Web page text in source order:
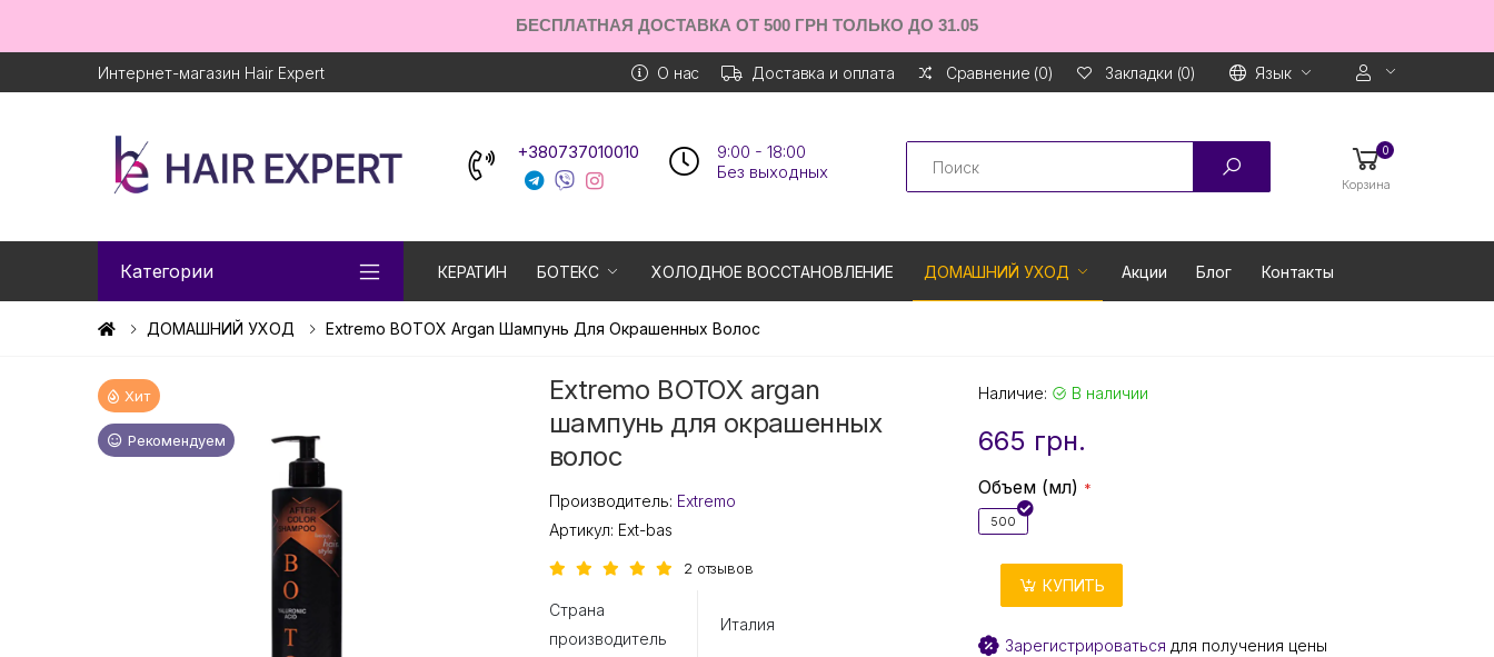
БЕСПЛАТНАЯ ДОСТАВКА ОТ 500 ГРН ТОЛЬКО ДО 31.05
Интернет-магазин Hair Expert О нас Доставка и оплата Сравнение (0) Закладки (0) Язык
+380737010010
9:00 - 18:00
Без выходных
Search 0
Корзина
Категории КЕРАТИН БОТЕКС ХОЛОДНОЕ ВОССТАНОВЛЕНИЕ ДОМАШНИЙ УХОД Акции Блог Контакты
ДОМАШНИЙ УХОД Extremo BOTOX Argan Шампунь Для Окрашенных Волос
Хит
Рекомендуем
Extremo BOTOX argan
шампунь для окрашенных
волос
Производитель: Extremo
Артикул: Ext-bas
2 отзывов
Страна
производитель
Италия
Наличие: В наличии
665 грн.
Объем (мл)
500
КУПИТЬ
Зарегистрироваться для получения цены